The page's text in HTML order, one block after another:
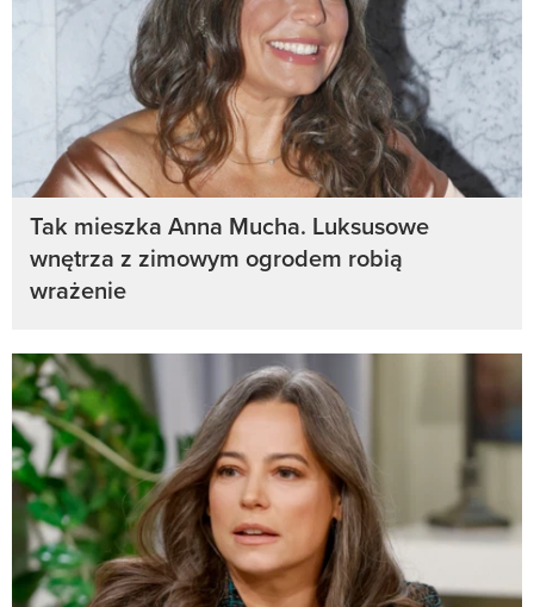
Tak mieszka Anna Mucha. Luksusowe
wnętrza z zimowym ogrodem robią
wrażenie